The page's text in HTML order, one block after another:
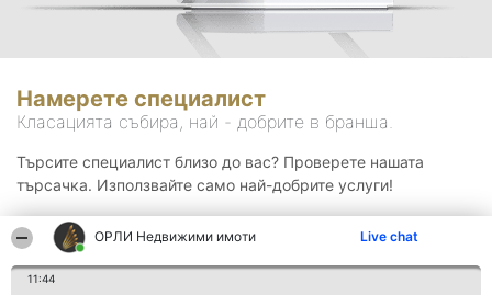
ОРЛИ Недвижими имоти Live chat
11:44
Намерете специалист
Класацията събира, най - добрите в бранша.
Търсите специалист близо до вас? Проверете нашата
търсачка. Използвайте само най-добрите услуги!